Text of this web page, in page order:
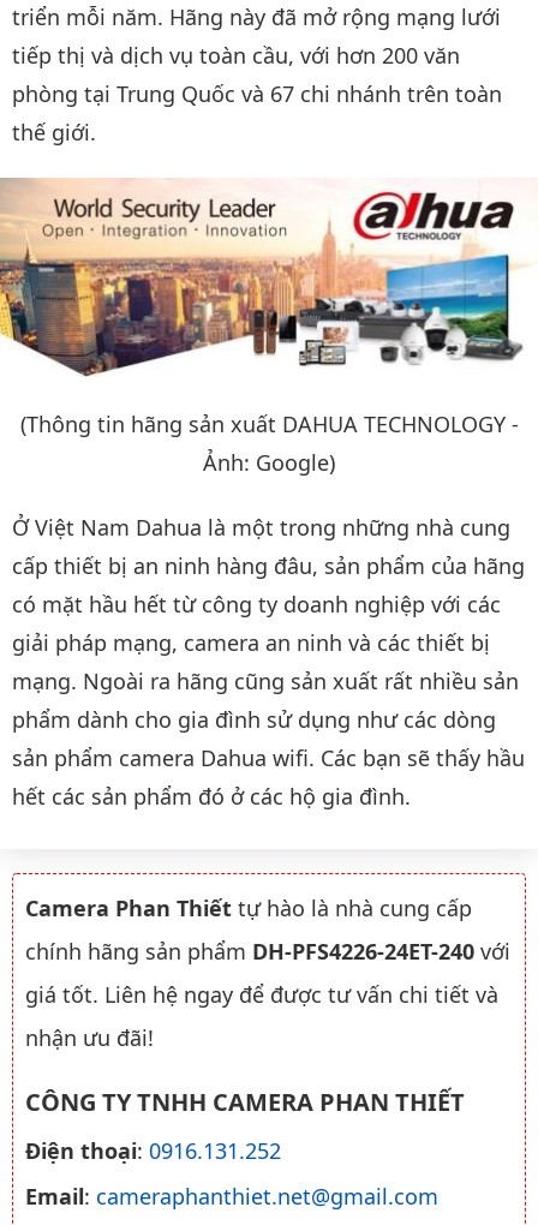
triển mỗi năm. Hãng này đã mở rộng mạng lưới
tiếp thị và dịch vụ toàn cầu, với hơn 200 văn
phòng tại Trung Quốc và 67 chi nhánh trên toàn
thế giới.
(Thông tin hãng sản xuất DAHUA TECHNOLOGY -
Ảnh: Google)
Ở Việt Nam Dahua là một trong những nhà cung
cấp thiết bị an ninh hàng đâu, sản phẩm của hãng
có mặt hầu hết từ công ty doanh nghiệp với các
giải pháp mạng, camera an ninh và các thiết bị
mạng. Ngoài ra hãng cũng sản xuất rất nhiều sản
phẩm dành cho gia đình sử dụng như các dòng
sản phẩm camera Dahua wifi. Các bạn sẽ thấy hầu
hết các sản phẩm đó ở các hộ gia đình.
Camera Phan Thiết tự hào là nhà cung cấp
chính hãng sản phẩm DH-PFS4226-24ET-240 với
giá tốt. Liên hệ ngay để được tư vấn chi tiết và
nhận ưu đãi!
CÔNG TY TNHH CAMERA PHAN THIẾT
Điện thoại: 0916.131.252
Email: cameraphanthiet.net@gmail.com